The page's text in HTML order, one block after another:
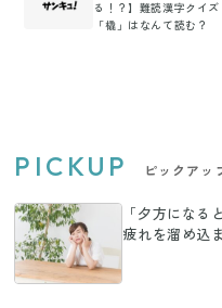
る！？】難読漢字クイズ
「橇」はなんて読む？
PICKUP ピックアッ
「夕方にな
疲れを溜め込